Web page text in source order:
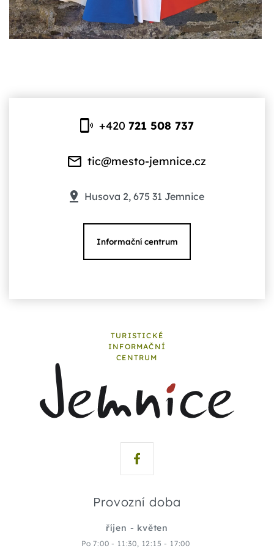
+420721 508 737
tic@mesto-jemnice.cz
Husova 2, 675 31 Jemnice
Informační centrum
TURISTICKÉ
INFORMAČNÍ
CENTRUM
Provozní doba
říjen - květen
Po 7:00 - 11:30, 12:15 - 17:00